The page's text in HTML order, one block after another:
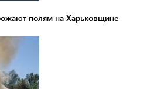
полям на Харьковщине